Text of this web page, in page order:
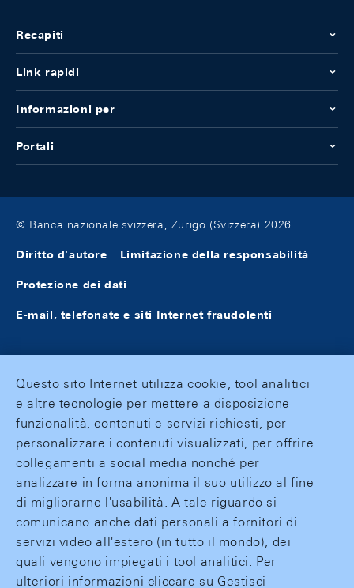
Recapiti
Link rapidi
Informazioni per
Portali
© Banca nazionale svizzera, Zurigo (Svizzera) 2026
Diritto d'autore Limitazione della responsabilità
Protezione dei dati
E-mail, telefonate e siti Internet fraudolenti
Questo sito Internet utilizza cookie, tool analitici
e altre tecnologie per mettere a disposizione
funzionalità, contenuti e servizi richiesti, per
personalizzare i contenuti visualizzati, per offrire
collegamenti a social media nonché per
analizzare in forma anonima il suo utilizzo al fine
di migliorarne l'usabilità. A tale riguardo si
comunicano anche dati personali a fornitori di
servizi video all'estero (in tutto il mondo), dei
quali vengono impiegati i tool analitici. Per
ulteriori informazioni cliccare su Gestisci